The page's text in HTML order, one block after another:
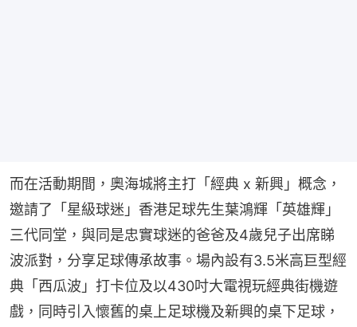
而在活動期間，奧海城將主打「經典 x 新興」概念，
邀請了「星級球迷」香港足球先生葉鴻輝「英雄輝」
三代同堂，與同是忠實球迷的爸爸及4歲兒子出席睇
波派對，分享足球傳承故事。場內設有3.5米高巨型經
典「西瓜波」打卡位及以430吋大電視玩經典街機遊
戲，同時引入懷舊的桌上足球機及新興的桌下足球，